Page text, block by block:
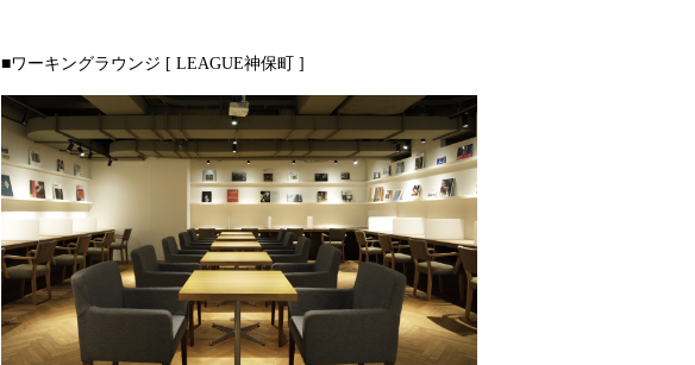
■ワーキングラウンジ [ LEAGUE神保町 ]